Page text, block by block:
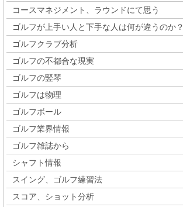
コースマネジメント、ラウンドにて思う
ゴルフが上手い人と下手な人は何が違うのか？
ゴルフクラブ分析
ゴルフの不都合な現実
ゴルフの竪琴
ゴルフは物理
ゴルフボール
ゴルフ業界情報
ゴルフ雑誌から
シャフト情報
スイング、ゴルフ練習法
スコア、ショット分析